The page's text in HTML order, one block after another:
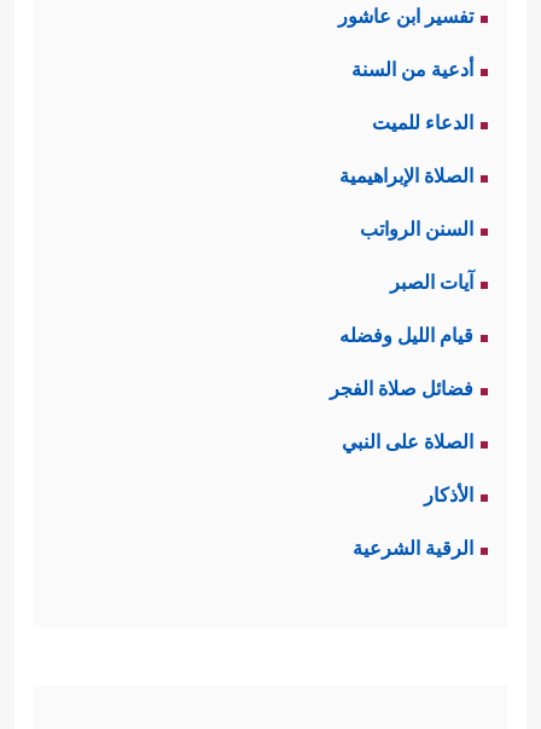
تفسير ابن عاشور
أدعية من السنة
الدعاء للميت
الصلاة الإبراهيمية
السنن الرواتب
آيات الصبر
قيام الليل وفضله
فضائل صلاة الفجر
الصلاة على النبي
الأذكار
الرقية الشرعية